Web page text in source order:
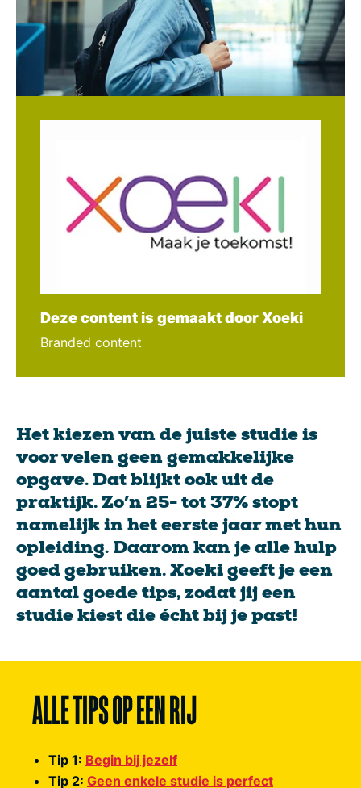
Deze content is gemaakt door Xoeki
Branded content
Het kiezen van de juiste studie is
voor velen geen gemakkelijke
opgave. Dat blijkt ook uit de
praktijk. Zo’n 25- tot 37% stopt
namelijk in het eerste jaar met hun
opleiding. Daarom kan je alle hulp
goed gebruiken. Xoeki geeft je een
aantal goede tips, zodat jij een
studie kiest die écht bij je past!
ALLE TIPS OP EEN RIJ
Tip 1: Begin bij jezelf
Tip 2: Geen enkele studie is perfect